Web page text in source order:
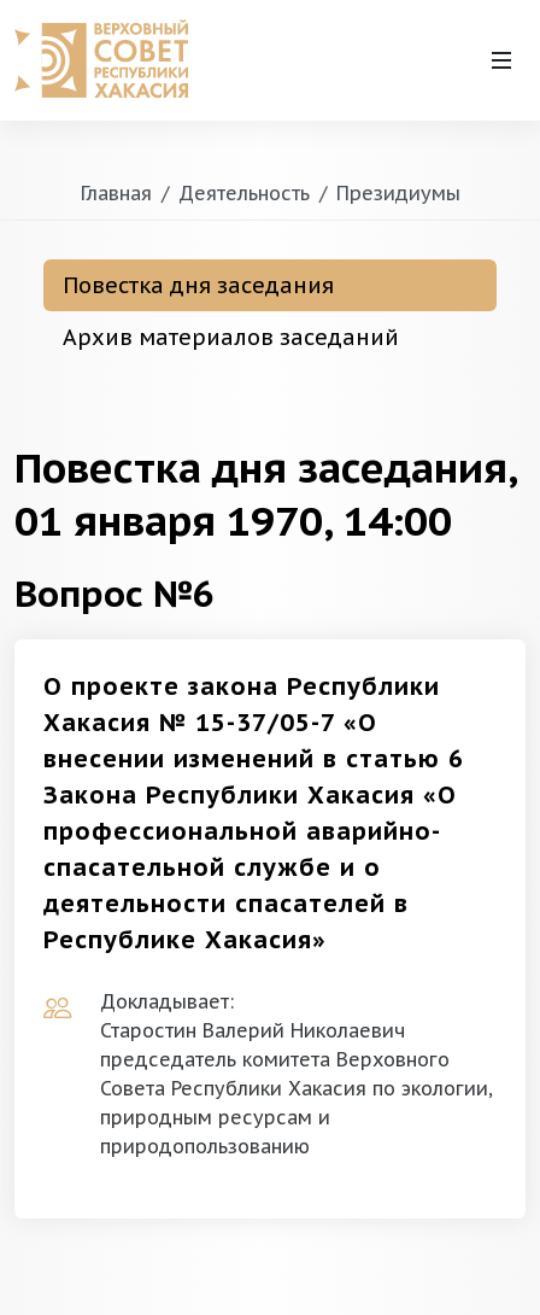
Главная Деятельность Президиумы
Повестка дня заседания
Архив материалов заседаний
Повестка дня заседания,
01 января 1970, 14:00
Вопрос №6
О проекте закона Республики
Хакасия № 15-37/05-7 «О
внесении изменений в статью 6
Закона Республики Хакасия «О
профессиональной аварийно-
спасательной службе и о
деятельности спасателей в
Республике Хакасия»
Докладывает:
Старостин Валерий Николаевич
председатель комитета Верховного
Совета Республики Хакасия по экологии,
природным ресурсам и
природопользованию